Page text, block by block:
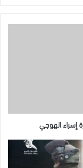
إسراء الهوجي